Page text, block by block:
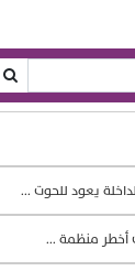
يعود للحوت ...
أخطر منظمة ...